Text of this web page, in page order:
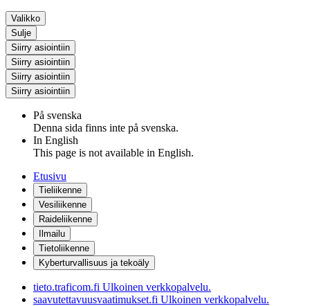
Valikko
Sulje
Siirry asiointiin
Siirry asiointiin
Siirry asiointiin
Siirry asiointiin
På svenska
Denna sida finns inte på svenska.
In English
This page is not available in English.
Etusivu
Tieliikenne
Vesiliikenne
Raideliikenne
Ilmailu
Tietoliikenne
Kyberturvallisuus ja tekoäly
tieto.traficom.fi Ulkoinen verkkopalvelu.
saavutettavuusvaatimukset.fi Ulkoinen verkkopalvelu.